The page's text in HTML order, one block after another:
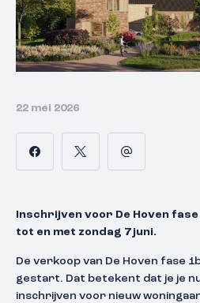
22 mei 2026
Inschrijven voor De Hoven
tot en met zondag 7 juni.
De verkoop van De Hoven fase
gestart. Dat betekent dat je je
inschrijven voor nieuw